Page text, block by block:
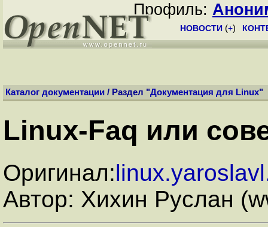
Профиль:
НОВОСТИ (+)
Каталог документации / Раздел "Документация для Linux"
Linux-Faq или
Оригинал:
Автор: Хихин Руслан